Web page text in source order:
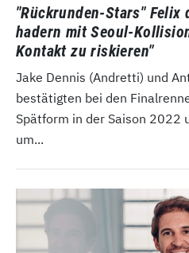
"Rückrunden-Stars" Felix
hadern mit Seoul-
Kontakt zu riskieren"
Jake Dennis (Andretti) und
bestätigten bei den
Spätform in der Saison 2022
um...